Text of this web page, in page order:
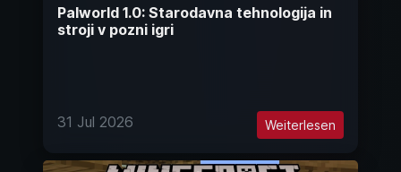
Palworld 1.0: Starodavna tehnologija in
stroji v pozni igri
31 Jul 2026 Weiterlesen